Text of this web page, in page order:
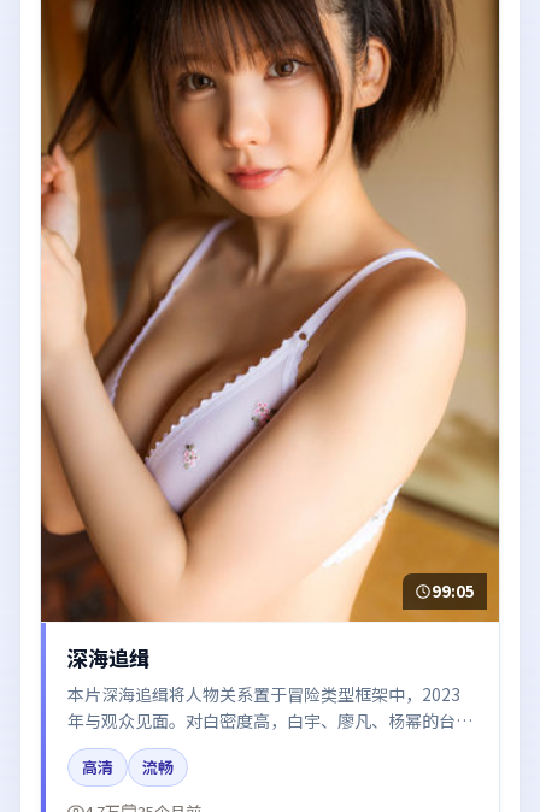
99:05
深海追缉
本片深海追缉将人物关系置于冒险类型框架中，2023
年与观众见面。对白密度高，白宇、廖凡、杨幂的台词
节奏值得关注；整体气质偏泰国都市与冷色调摄影。
高清
流畅